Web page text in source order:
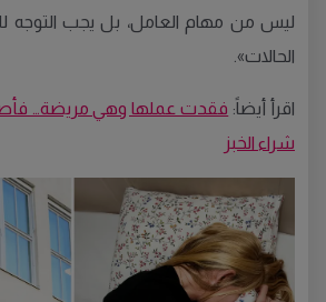
ليس من مهام العامل، بل يجب التوجه
الحالات».
اقرأ أيضاً: فقدت عملها وهي مريضة…
شراء الخبز